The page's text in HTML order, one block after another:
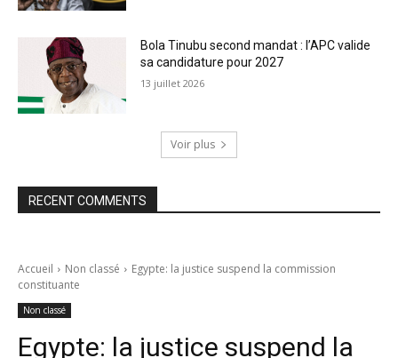
Bola Tinubu second mandat : l’APC valide
sa candidature pour 2027
13 juillet 2026
Voir plus
RECENT COMMENTS